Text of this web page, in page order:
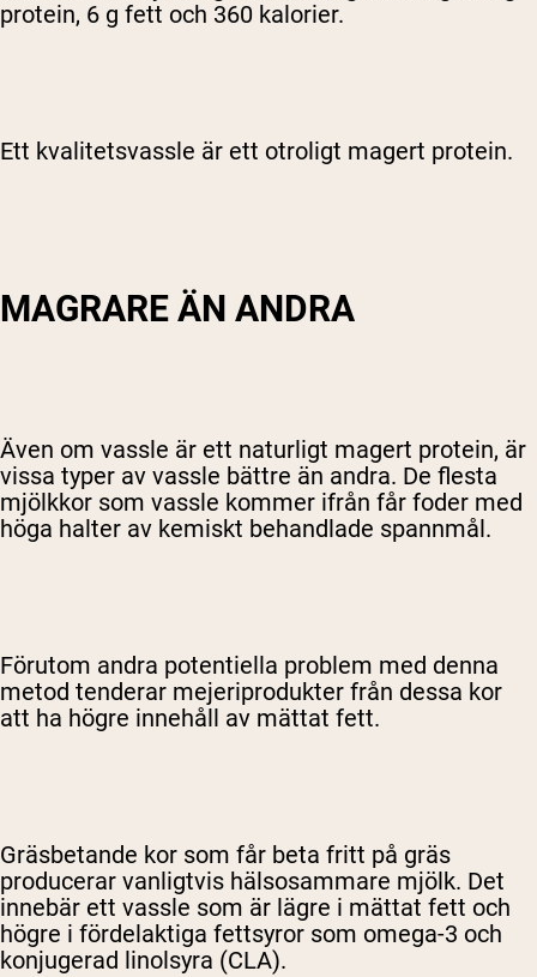
protein, 6 g fett och 360 kalorier.
Ett kvalitetsvassle är ett otroligt magert protein.
MAGRARE ÄN ANDRA
Även om vassle är ett naturligt magert protein, är
vissa typer av vassle bättre än andra. De flesta
mjölkkor som vassle kommer ifrån får foder med
höga halter av kemiskt behandlade spannmål.
Förutom andra potentiella problem med denna
metod tenderar mejeriprodukter från dessa kor
att ha högre innehåll av mättat fett.
Gräsbetande kor som får beta fritt på gräs
producerar vanligtvis hälsosammare mjölk. Det
innebär ett vassle som är lägre i mättat fett och
högre i fördelaktiga fettsyror som omega-3 och
konjugerad linolsyra (CLA).
Shipping Country: Language: